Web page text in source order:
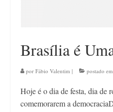
Brasília é
por Fábio Valentim | postado
Hoje é o dia de festa, dia de
comemorarem a